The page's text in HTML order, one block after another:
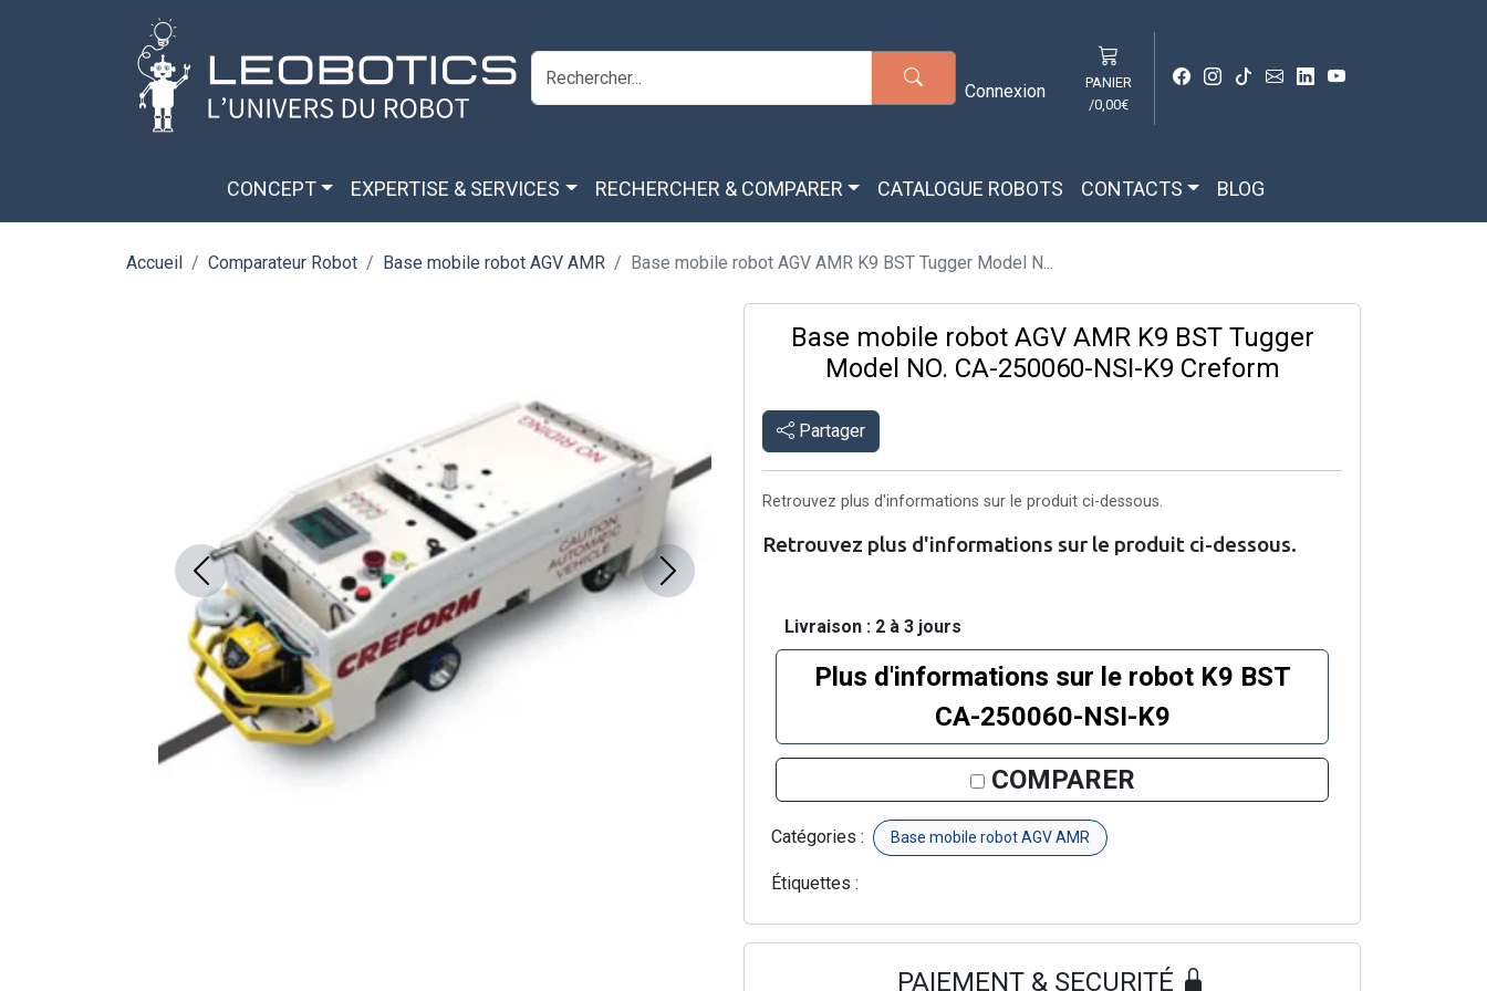
Aller au contenu principal
Connexion
PANIER
/0,00€
CONCEPT EXPERTISE & SERVICES RECHERCHER & COMPARER CATALOGUE ROBOTS CONTACTS BLOG
Accueil Comparateur Robot Base mobile robot AGV AMR Base mobile robot AGV AMR K9 BST Tugger Model N...
Previous Next
Base mobile robot AGV AMR K9 BST Tugger
Model NO. CA-250060-NSI-K9 Creform
Partager
Retrouvez plus d'informations sur le produit ci-dessous.
Retrouvez plus d'informations sur le produit ci-dessous.
Livraison : 2 à 3 jours
Plus d'informations sur le robot K9 BST
CA-250060-NSI-K9
COMPARER
Catégories : Base mobile robot AGV AMR
Étiquettes :
PAIEMENT & SECURITÉ
Panneau de gestion des cookies